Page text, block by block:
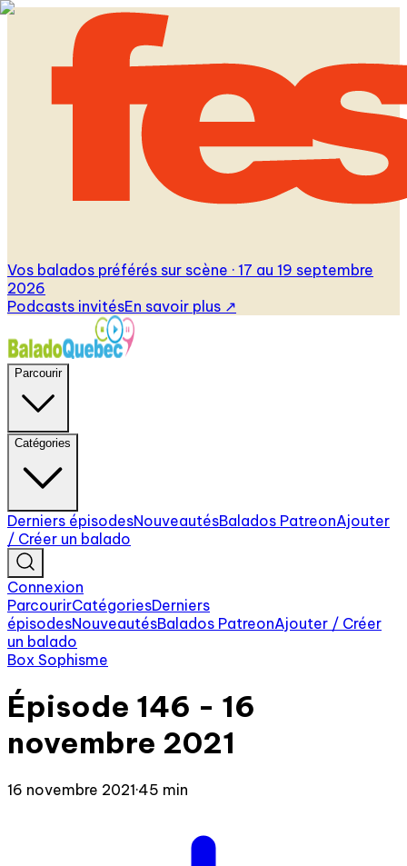
Vos balados préférés sur scène · 17 au 19 septembre
2026
Podcasts invitésEn savoir plus ↗
Parcourir
Catégories
Derniers épisodesNouveautésBalados PatreonAjouter
/ Créer un balado
Connexion
ParcourirCatégoriesDerniers
épisodesNouveautésBalados PatreonAjouter / Créer
un balado
Box Sophisme
Épisode 146 - 16
novembre 2021
16 novembre 2021·45 min